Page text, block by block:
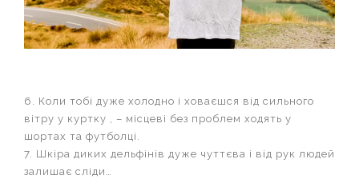
6. Коли тобі дуже холодно і ховаєшся від сильного
вітру у куртку , – місцеві без проблем ходять у
шортах та футболці.
7. Шкіра диких дельфінів дуже чуттєва і від рук людей
залишає сліди…